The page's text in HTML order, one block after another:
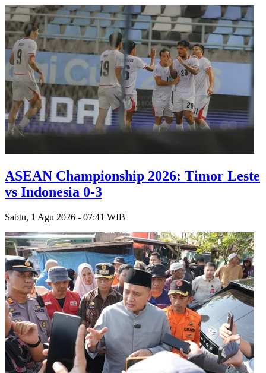
ASEAN Championship 2026: Timor Leste
vs Indonesia 0-3
Sabtu, 1 Agu 2026 - 07:41 WIB